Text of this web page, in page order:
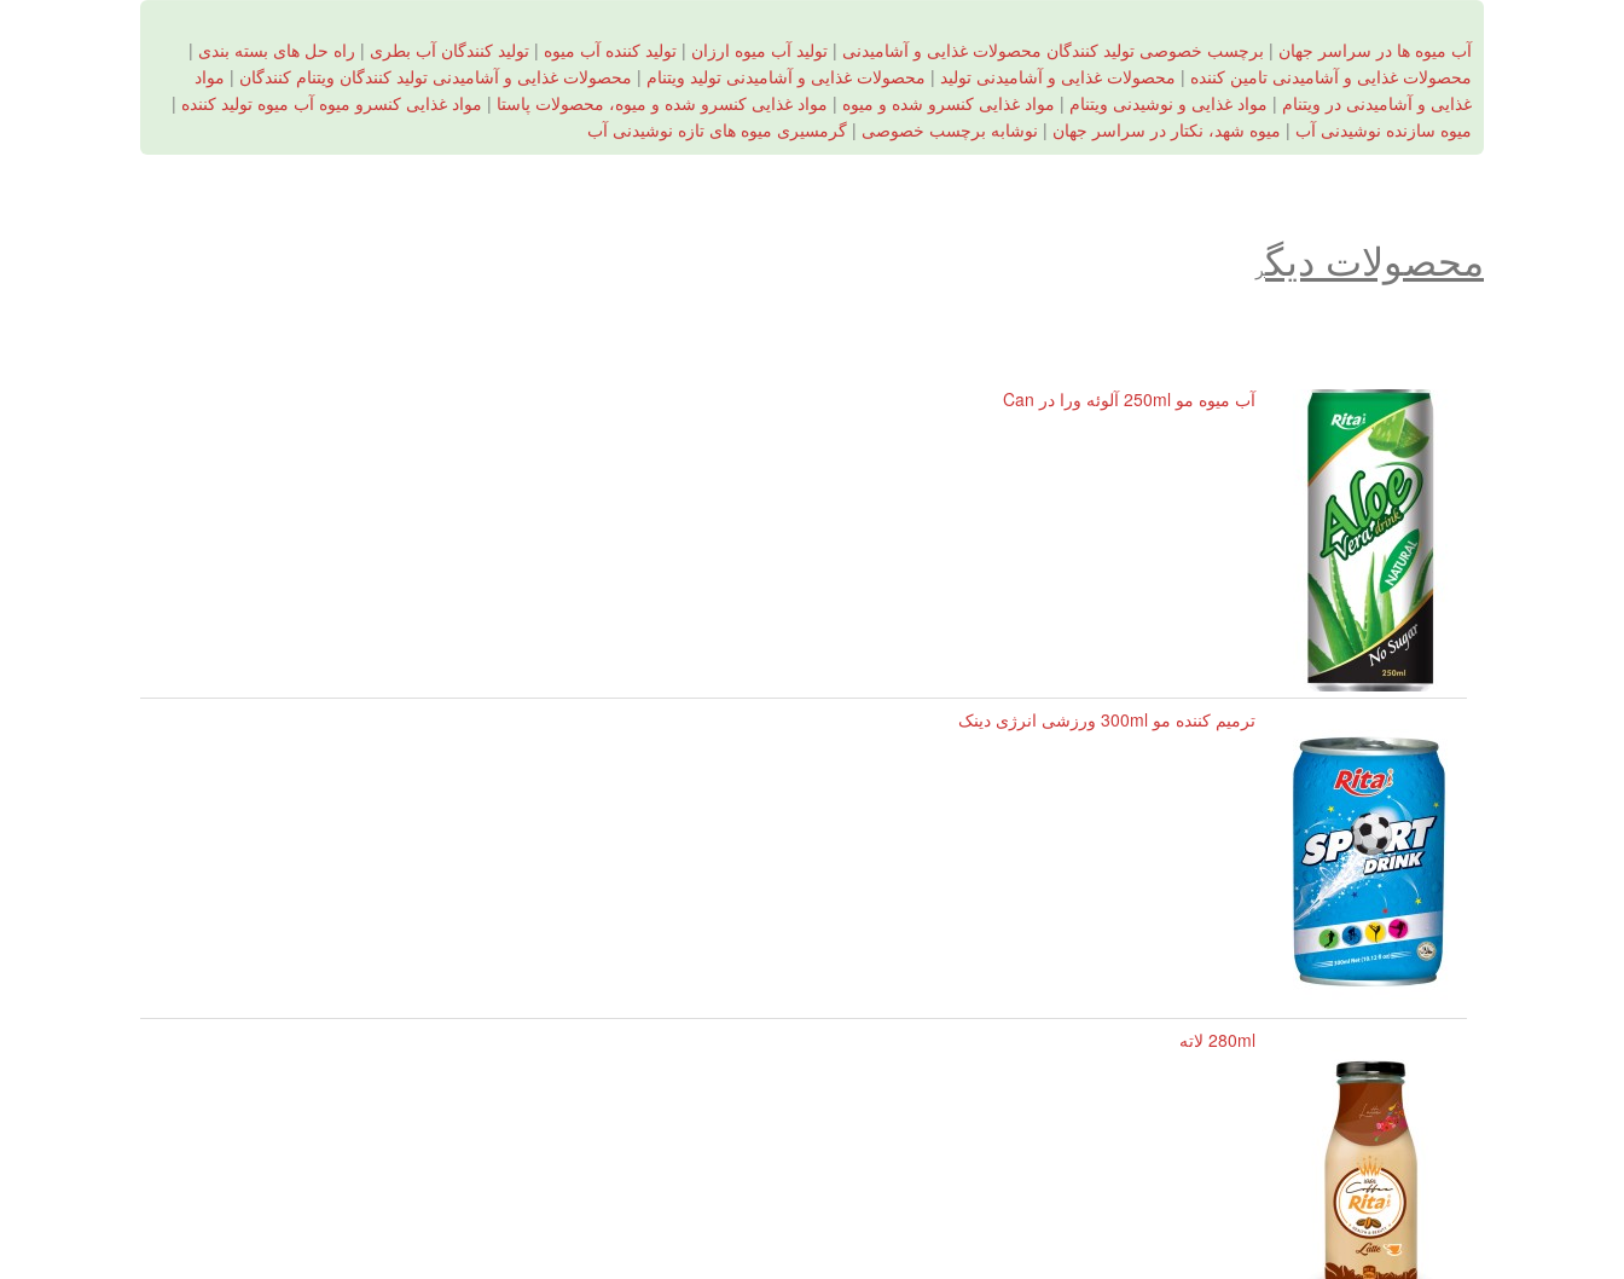
آب میوه ها در سراسر جهان | برچسب خصوصی تولید کنندگان محصولات غذایی و آشامیدنی | تولید آب میوه ارزان | تولید کننده آب میوه | تولید کنندگان آب بطری | راه حل های بسته بندی |
محصولات غذایی و آشامیدنی تامین کننده | محصولات غذایی و آشامیدنی تولید | محصولات غذایی و آشامیدنی تولید ویتنام | محصولات غذایی و آشامیدنی تولید کنندگان ویتنام کنندگان | مواد
غذایی و آشامیدنی در ویتنام | مواد غذایی و نوشیدنی ویتنام | مواد غذایی کنسرو شده و میوه | مواد غذایی کنسرو شده و میوه، محصولات پاستا | مواد غذایی کنسرو میوه آب میوه تولید کننده |
میوه سازنده نوشیدنی آب | میوه شهد، نکتار در سراسر جهان | نوشابه برچسب خصوصی | گرمسیری میوه های تازه نوشیدنی آب
محصولات دیگر
آب میوه مو 250ml آلوئه ورا در Can
ترمیم کننده مو 300ml ورزشی انرژی دینک
280ml لاته